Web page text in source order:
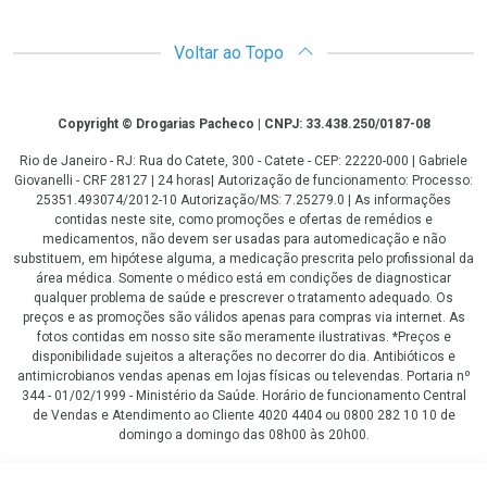
Voltar ao Topo
CopyrightCopyright © Drogarias Pacheco | CNPJ: 33.438.250/0187-08
Rio de Janeiro - RJ: Rua do Catete, 300 - Catete - CEP: 22220-000 | Gabriele
Giovanelli - CRF 28127 | 24 horas| Autorização de funcionamento: Processo:
25351.493074/2012-10 Autorização/MS: 7.25279.0 | As informações
contidas neste site, como promoções e ofertas de remédios e
medicamentos, não devem ser usadas para automedicação e não
substituem, em hipótese alguma, a medicação prescrita pelo profissional da
área médica. Somente o médico está em condições de diagnosticar
qualquer problema de saúde e prescrever o tratamento adequado. Os
preços e as promoções são válidos apenas para compras via internet. As
fotos contidas em nosso site são meramente ilustrativas. *Preços e
disponibilidade sujeitos a alterações no decorrer do dia. Antibióticos e
antimicrobianos vendas apenas em lojas físicas ou televendas. Portaria nº
344 - 01/02/1999 - Ministério da Saúde. Horário de funcionamento Central
de Vendas e Atendimento ao Cliente 4020 4404 ou 0800 282 10 10 de
domingo a domingo das 08h00 às 20h00.